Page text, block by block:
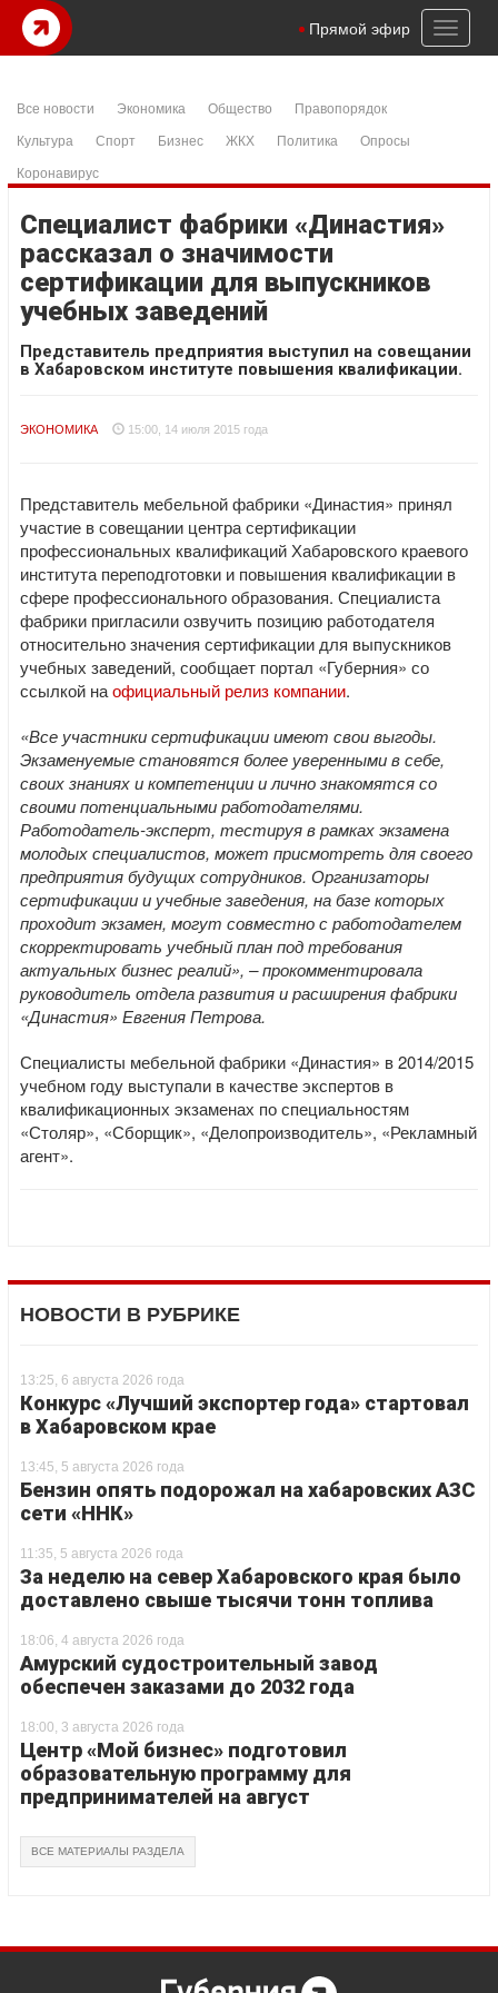
Toggle
Прямой эфир
Все новости Экономика Общество
Правопорядок
Культура
Спорт Бизнес ЖКХ Политика
Опросы
Коронавирус
Специалист фабрики «Династия»
рассказал о значимости
сертификации для выпускников
учебных заведений
Представитель предприятия выступил на совещании
в Хабаровском институте повышения квалификации.
ЭКОНОМИКА 15:00, 14 июля 2015 года
Представитель мебельной фабрики «Династия» принял
участие в совещании центра сертификации
профессиональных квалификаций Хабаровского краевого
института переподготовки и повышения квалификации в
сфере профессионального образования. Специалиста
фабрики пригласили озвучить позицию работодателя
относительно значения сертификации для выпускников
учебных заведений, сообщает портал «Губерния» со
ссылкой наофициальный релиз компании.
«Все участники сертификации имеют свои выгоды.
Экзаменуемые становятся более уверенными в себе,
своих знаниях и компетенции и лично знакомятся со
своими потенциальными работодателями.
Работодатель-эксперт, тестируя в рамках экзамена
молодых специалистов, может присмотреть для своего
предприятия будущих сотрудников. Организаторы
сертификации и учебные заведения, на базе которых
проходит экзамен, могут совместно с работодателем
скорректировать учебный план под требования
актуальных бизнес реалий», – прокомментировала
руководитель отдела развития и расширения фабрики
«Династия» Евгения Петрова.
Специалисты мебельной фабрики «Династия» в 2014/2015
учебном году выступали в качестве экспертов в
квалификационных экзаменах по специальностям
«Столяр», «Сборщик», «Делопроизводитель», «Рекламный
агент».
НОВОСТИ В РУБРИКЕ
13:25, 6 августа 2026 года
Конкурс «Лучший экспортер года» стартовал
в Хабаровском крае
13:45, 5 августа 2026 года
Бензин опять подорожал на хабаровских АЗС
сети «ННК»
11:35, 5 августа 2026 года
За неделю на север Хабаровского края было
доставлено свыше тысячи тонн топлива
18:06, 4 августа 2026 года
Амурский судостроительный завод
обеспечен заказами до 2032 года
18:00, 3 августа 2026 года
Центр «Мой бизнес» подготовил
образовательную программу для
предпринимателей на август
ВСЕ МАТЕРИАЛЫ РАЗДЕЛА